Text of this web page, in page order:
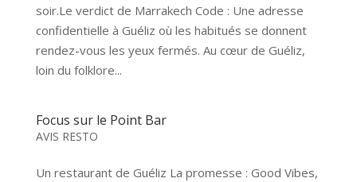
soir.Le verdict de Marrakech Code : Une adresse
confidentielle à Guéliz où les habitués se donnent
rendez-vous les yeux fermés. Au cœur de Guéliz,
loin du folklore...
Focus sur le Point Bar
AVIS RESTO
Un restaurant de Guéliz La promesse : Good Vibes,